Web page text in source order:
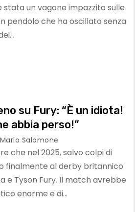
stata un vagone impazzito sulle
pendolo che ha oscillato senza
su Fury: “È un idiota!
abbia perso!”
Mario Salomone
che nel 2025, salvo colpi di
finalmente al derby britannico
e Tyson Fury. Il match avrebbe
enorme e di…